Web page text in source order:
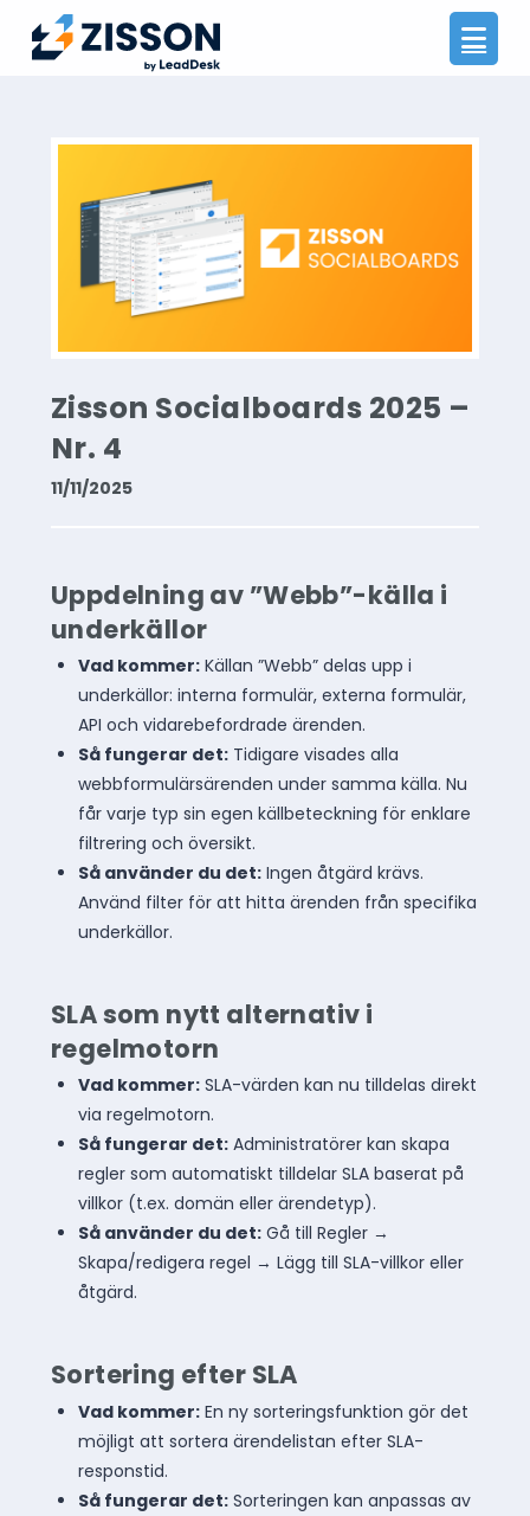
Zisson Socialboards 2025 –
Nr. 4
11/11/2025
Uppdelning av ”Webb”-källa i
underkällor
Vad kommer: Källan ”Webb” delas upp i
underkällor: interna formulär, externa formulär,
API och vidarebefordrade ärenden.
Så fungerar det: Tidigare visades alla
webbformulärsärenden under samma källa. Nu
får varje typ sin egen källbeteckning för enklare
filtrering och översikt.
Så använder du det: Ingen åtgärd krävs.
Använd filter för att hitta ärenden från specifika
underkällor.
SLA som nytt alternativ i
regelmotorn
Vad kommer: SLA-värden kan nu tilldelas direkt
via regelmotorn.
Så fungerar det: Administratörer kan skapa
regler som automatiskt tilldelar SLA baserat på
villkor (t.ex. domän eller ärendetyp).
Så använder du det: Gå till Regler →
Skapa/redigera regel → Lägg till SLA-villkor eller
åtgärd.
Sortering efter SLA
Vad kommer: En ny sorteringsfunktion gör det
möjligt att sortera ärendelistan efter SLA-
responstid.
Så fungerar det: Sorteringen kan anpassas av